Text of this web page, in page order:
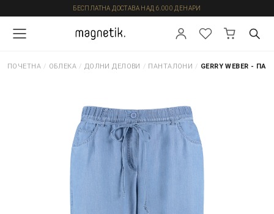
БЕСПЛАТНА ДОСТАВА НАД 6.000 ДЕНАРИ
ПОЧЕТНА / ОБЛЕКА / ДОЛНИ ДЕЛОВИ / ПАНТАЛОНИ / GERRY WEBER -